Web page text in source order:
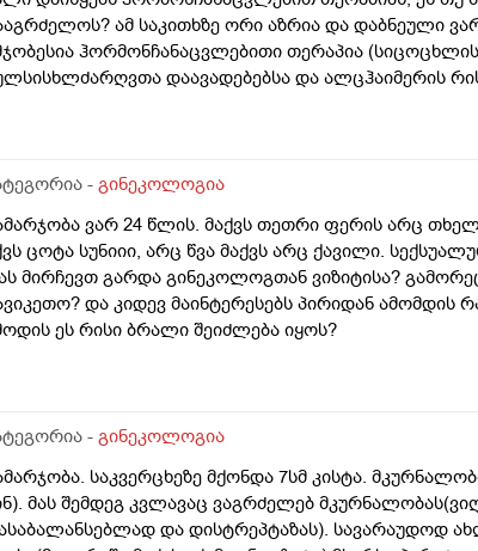
ამ საკითხზე ორი აზრია და დაბნეული
ჰორმონჩანაცვლებითი თერაპია
დაავადებებსა და ალცჰაიმერის
მკერდი). თუ შეიძლება, მითხრათ_დიდი
- გინეკოლოგია
ვარ 24 წლის. მაქვს თეთრი ფერის არც
ცოტა სუნიიი, არც წვა მაქვს არც ქავილი.
მირჩევთ გარდა გინეკოლოგთან ვიზიტისა?
და კიდევ მაინტერესებს პირიდან ამომდის
ეს რისი ბრალი შეიძლება იყოს?
- გინეკოლოგია
საკვერცხეზე მქონდა 7სმ კისტა.
მას შემდეგ კვლავაც ვაგრძელებ
და დისტრეპტაზას). სავარაუდოდ